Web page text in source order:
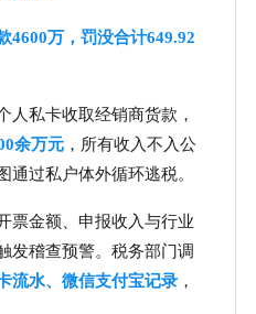
4600万，罚没合计649.92
人私卡收取经销商货款，
余万元，所有收入不入公
通过私户体外循环逃税。
票金额、申报收入与行业
发稽查预警。税务部门调
流水、微信支付宝记录，